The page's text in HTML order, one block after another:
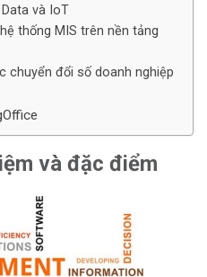
và IoT
thống MIS trên nền tảng
chuyển đổi số doanh nghiệp
và đặc điểm